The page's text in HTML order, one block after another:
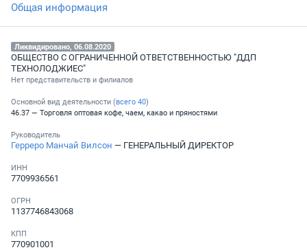
Общая информация
Ликвидировано, 06.08.2020
ОБЩЕСТВО С ОГРАНИЧЕННОЙ ОТВЕТСТВЕННОСТЬЮ "ДДП
ТЕХНОЛОДЖИЕС"
Нет представительств и филиалов
Основной вид деятельности (всего 40)
46.37 — Торговля оптовая кофе, чаем, какао и пряностями
Руководитель
Герреро Манчай Вилсон — ГЕНЕРАЛЬНЫЙ ДИРЕКТОР
ИНН
7709936561
ОГРН
1137746843068
КПП
770901001